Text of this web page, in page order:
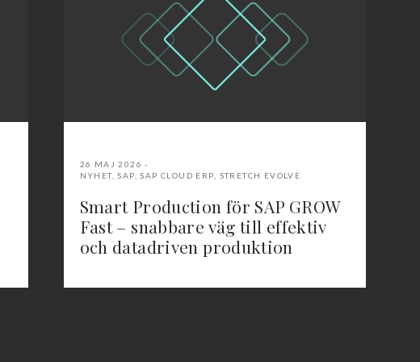
26 MAJ 2026
NYHET,SAP ,SAP CLOUD ERP STRETCH EVOLVE
Smart Production för SAP GROW
Fast – snabbare väg till effektiv
och datadriven produktion